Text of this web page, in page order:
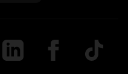
sur Youtube
Suivez nous sur LinkedIn
Suivez nous sur
TikTok